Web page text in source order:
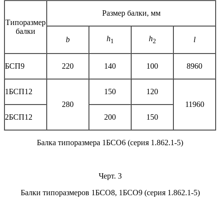
Типоразмер
балки
Размер балки, мм
b h1 h2 l
БСП9 220 140 100 8960
1БСП12
280
150
120
11960
2БСП12
200 150
Балка типоразмера 1БСО6 (серия 1.862.1-5)
Черт. 3
Балки типоразмеров 1БСО8, 1БСО9 (серия 1.862.1-5)